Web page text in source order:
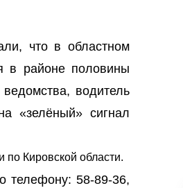
что в областном
в районе половины
водитель
«зелёный» сигнал
Кировской области.
телефону: 58-89-36,